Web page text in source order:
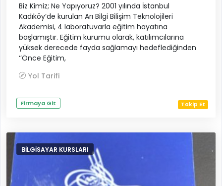
Biz Kimiz; Ne Yapıyoruz? 2001 yılında İstanbul
Kadıköy’de kurulan Arı Bilgi Bilişim Teknolojileri
Akademisi, 4 laboratuvarla eğitim hayatına
başlamıştır. Eğitim kurumu olarak, katılımcılarına
yüksek derecede fayda sağlamayı hedeflediğinden
‘’Önce Eğitim,
Yol Tarifi
Firmaya Git Takip Et
BILGISAYAR KURSLARI